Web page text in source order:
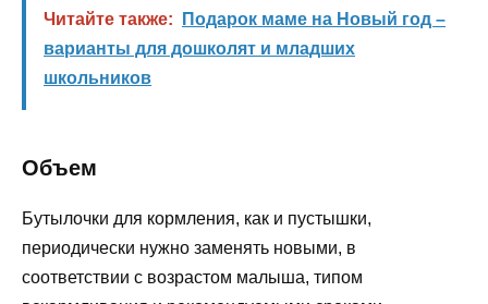
Читайте также:
Подарок маме на Новый год –
варианты для дошколят и младших
школьников
Объем
Бутылочки для кормления, как и пустышки,
периодически нужно заменять новыми, в
соответствии с возрастом малыша, типом